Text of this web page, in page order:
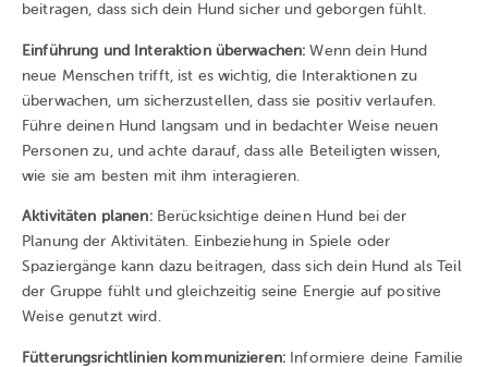
beitragen, dass sich dein Hund sicher und geborgen fühlt.
Einführung und Interaktion überwachen: Wenn dein Hund
neue Menschen trifft, ist es wichtig, die Interaktionen zu
überwachen, um sicherzustellen, dass sie positiv verlaufen.
Führe deinen Hund langsam und in bedachter Weise neuen
Personen zu, und achte darauf, dass alle Beteiligten wissen,
wie sie am besten mit ihm interagieren.
Aktivitäten planen:Berücksichtige deinen Hund bei der
Planung der Aktivitäten. Einbeziehung in Spiele oder
Spaziergänge kann dazu beitragen, dass sich dein Hund als Teil
der Gruppe fühlt und gleichzeitig seine Energie auf positive
Weise genutzt wird.
Fütterungsrichtlinien kommunizieren: Informiere deine Familie